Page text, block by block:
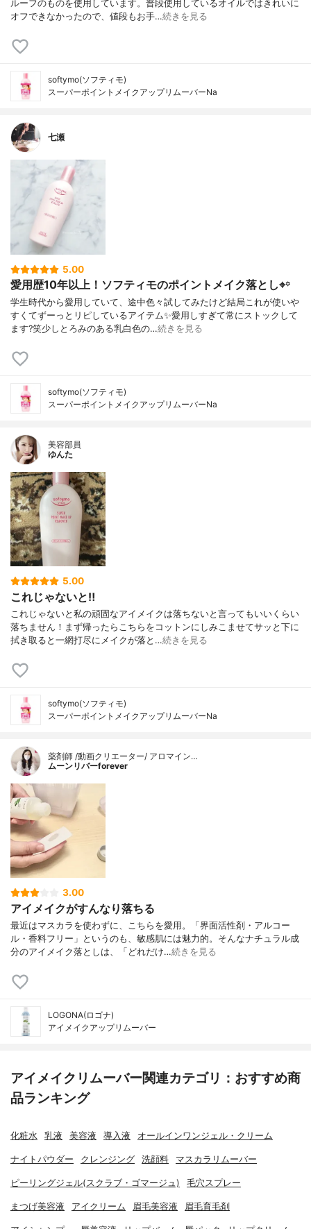
ルーフのものを使用しています。普段使用しているオイルではきれいに
オフできなかったので、値段もお手…続きを見る
softymo(ソフティモ)
スーパーポイントメイクアップリムーバーNa
七瀬
5.00
愛用歴10年以上！ソフティモのポイントメイク落とし⌖꙳
学生時代から愛用していて、途中色々試してみたけど結局これが使いや
すくてずーっとリピしているアイテム✨愛用しすぎて常にストックして
ます?笑少しとろみのある乳白色の…続きを見る
softymo(ソフティモ)
スーパーポイントメイクアップリムーバーNa
美容部員
ゆんた
5.00
これじゃないと‼︎
これじゃないと私の頑固なアイメイクは落ちないと言ってもいいくらい
落ちません！まず帰ったらこちらをコットンにしみこませてサッと下に
拭き取ると一網打尽にメイクが落と…続きを見る
softymo(ソフティモ)
スーパーポイントメイクアップリムーバーNa
薬剤師 /動画クリエーター/ アロマイン…
ムーンリバーforever
3.00
アイメイクがすんなり落ちる
最近はマスカラを使わずに、こちらを愛用。「界面活性剤・アルコー
ル・香料フリー」というのも、敏感肌には魅力的。そんなナチュラル成
分のアイメイク落としは、「どれだけ…続きを見る
LOGONA(ロゴナ)
アイメイクアップリムーバー
アイメイクリムーバー関連カテゴリ：おすすめ商
品ランキング
化粧水 乳液 美容液 導入液 オールインワンジェル・クリーム
ナイトパウダー クレンジング 洗顔料 マスカラリムーバー
ピーリングジェル(スクラブ・ゴマージュ) 毛穴スプレー
まつげ美容液 アイクリーム 眉毛美容液 眉毛育毛剤